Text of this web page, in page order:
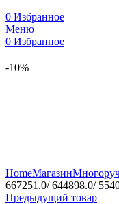
0 Избранное
Меню
0 Избранное
-10%
HomeМагазин
667251.0/ 644898.0/
Предыдущий товар